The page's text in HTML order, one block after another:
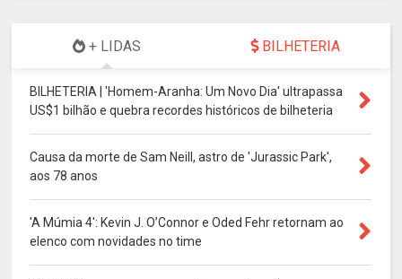
+ LIDAS BILHETERIA
BILHETERIA | 'Homem-Aranha: Um Novo Dia' ultrapassa
US$1 bilhão e quebra recordes históricos de bilheteria
Causa da morte de Sam Neill, astro de 'Jurassic Park',
aos 78 anos
'A Múmia 4': Kevin J. O’Connor e Oded Fehr retornam ao
elenco com novidades no time